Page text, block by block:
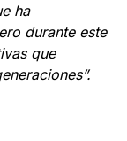
ha
durante este
que